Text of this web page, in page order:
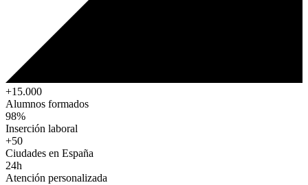
+15.000
Alumnos formados
98%
Inserción laboral
+50
Ciudades en España
24h
Atención personalizada